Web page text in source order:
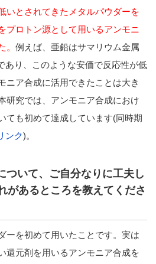
いとされてきたメタルパウダーを
プロトン源として用いるアンモニ
。 例えば、亜鉛はサマリウム金属
あり、このような安価で反応性が低
ニア合成に活用できたことは大き
研究では、アンモニア合成におけ
ても初めて達成しています(同時期
ンク)。
ついて、ご自分なりに工夫し
があるところを教えてくださ
ーを初めて用いたことです。実は
還元剤を用いるアンモニア合成を